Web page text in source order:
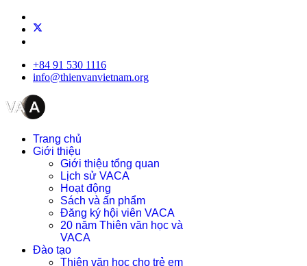
+84 91 530 1116
info@thienvanvietnam.org
Trang chủ
Giới thiệu
Giới thiệu tổng quan
Lịch sử VACA
Hoạt động
Sách và ấn phẩm
Đăng ký hội viên VACA
20 năm Thiên văn học và
VACA
Đào tạo
Thiên văn học cho trẻ em